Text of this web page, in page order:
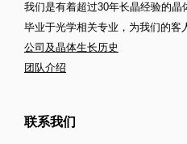
我们是有着超过30年长晶经验的
毕业于光学相关专业，为我们的客
公司及晶体生长历史
团队介绍
联系我们